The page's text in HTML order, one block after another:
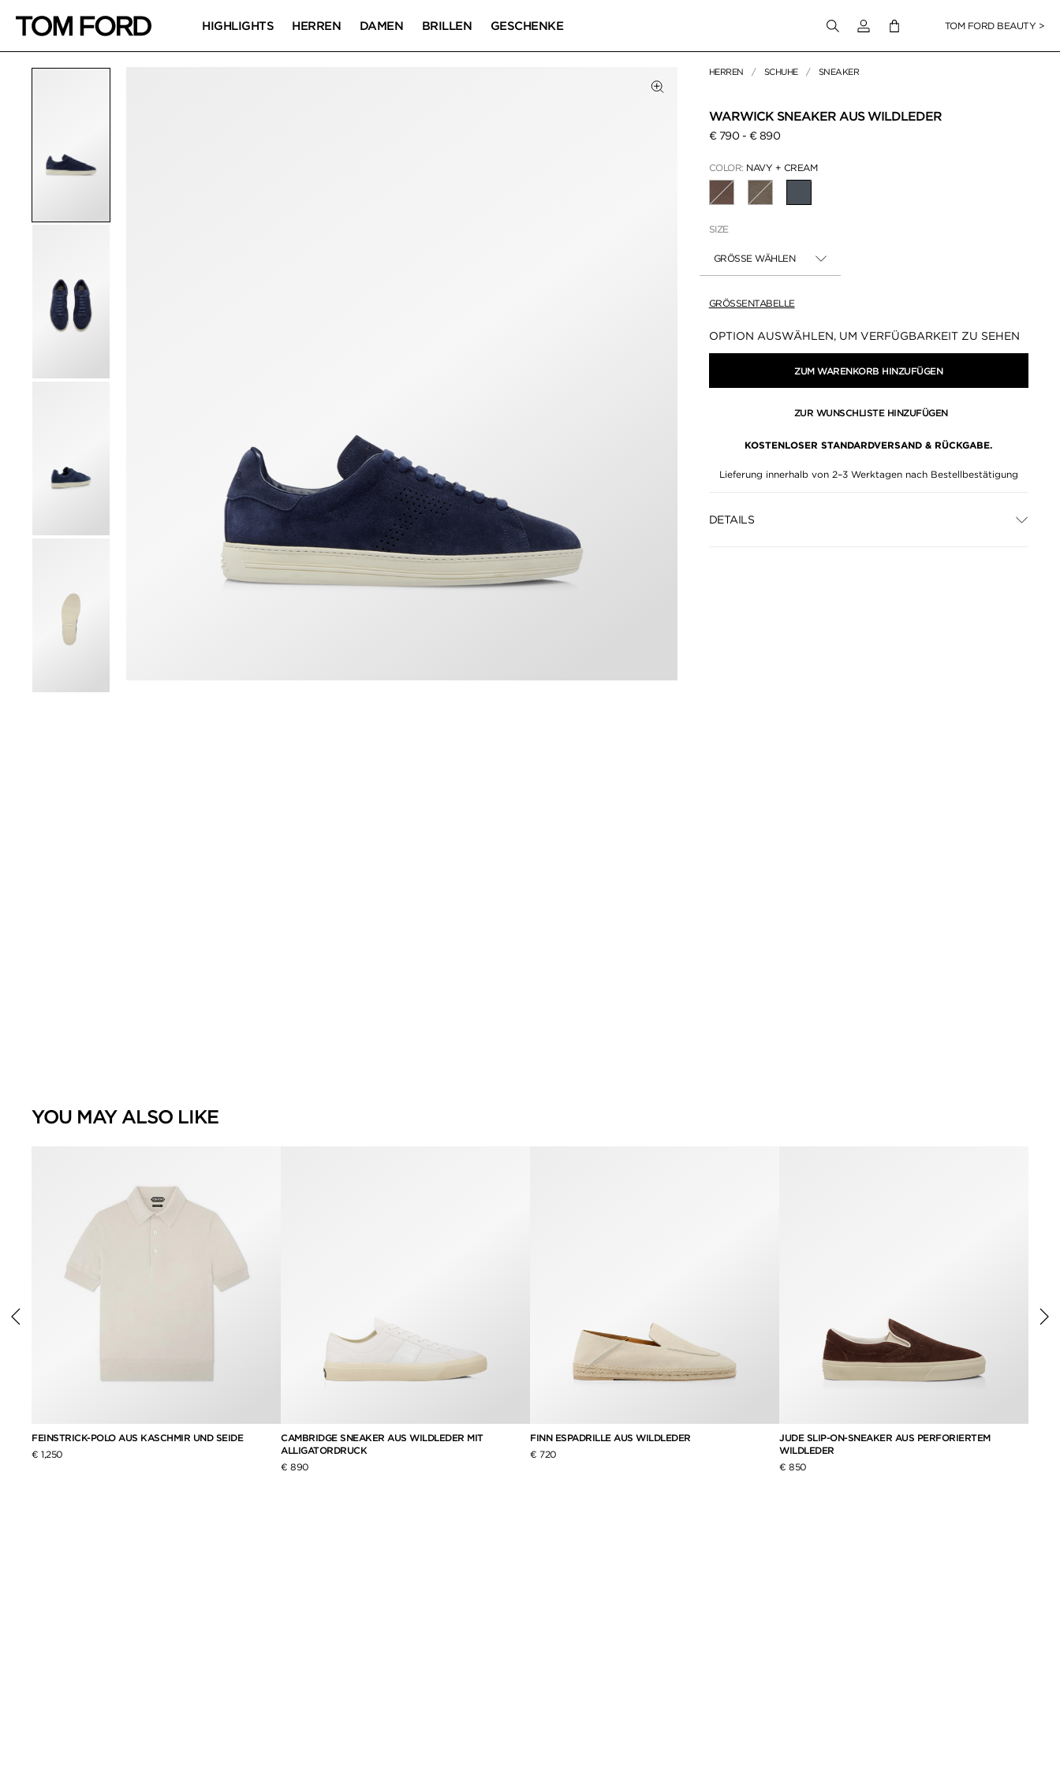
HIGHLIGHTS HERREN DAMEN BRILLEN GESCHENKE Melden Sie sich bei Ihrem Konto an
TOM FORD BEAUTY >
HERREN SCHUHE SNEAKER
WARWICK SNEAKER AUS WILDLEDER
€ 790 - € 890
COLOR: NAVY + CREAM
SIZE
GRÖSSE WÄHLEN
GRÖSSENTABELLE
Verfügbarkeit:
OPTION AUSWÄHLEN, UM VERFÜGBARKEIT ZU SEHEN
ZUM WARENKORB HINZUFÜGEN
ZUR WUNSCHLISTE HINZUFÜGEN
KOSTENLOSER STANDARDVERSAND & RÜCKGABE.
Lieferung innerhalb von 2–3 Werktagen nach Bestellbestätigung
DETAILS
YOU MAY ALSO LIKE
FEINSTRICK-POLO AUS KASCHMIR UND SEIDE
€ 1,250
CAMBRIDGE SNEAKER AUS WILDLEDER MIT
ALLIGATORDRUCK
€ 890
FINN ESPADRILLE AUS WILDLEDER
€ 720
JUDE SLIP-ON-SNEAKER AUS PERFORIERTEM
WILDLEDER
€ 850